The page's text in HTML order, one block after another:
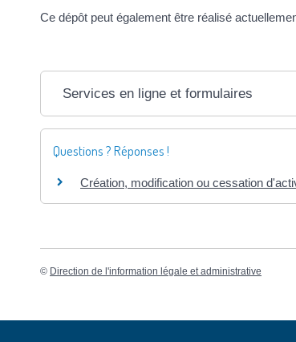
Ce dépôt peut également être réalisé
Services en ligne et formulaires
Questions ? Réponses !
Création, modification ou cessation
© Direction de l'information légale et administrative